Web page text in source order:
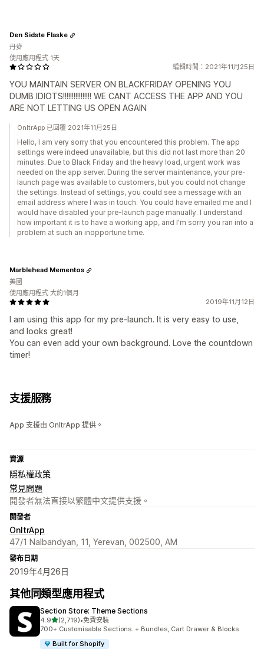
編輯時間：2021年11月25日
YOU MAINTAIN SERVER ON BLACKFRIDAY OPENING YOU
DUMB IDIOTS!!!!!!!!!!!!!!!! WE CANT ACCESS THE APP AND YOU
ARE NOT LETTING US OPEN AGAIN
Den Sidste Flaske
丹麥
使用應用程式 1天
OnltrApp 已回覆 2021年11月25日
Hello, I am very sorry that you encountered this problem. The app
settings were indeed unavailable, but this did not last more than 20
minutes. Due to Black Friday and the heavy load, urgent work was
needed on the app server. During the server maintenance, your pre-
launch page was available to customers, but you could not change
the settings. Instead of settings, you could see a message with an
email address where I was in touch. You could have emailed me and I
would have disabled your pre-launch page manually. I understand
how important it is to have a working app, and I'm sorry you ran into a
problem at such an inopportune time.
2019年11月12日
I am using this app for my pre-launch. It is very easy to use,
and looks great!
You can even add your own background. Love the countdown
timer!
Marblehead Mementos
美國
使用應用程式 大約1個月
支援服務
App 支援由 OnltrApp 提供。
資源
隱私權政策
常見問題
開發者無法直接以繁體中文提供支援。
開發者
OnltrApp
47/1 Nalbandyan, 11, Yerevan, 002500, AM
發布日期
2019年4月26日
其他同類型應用程式
Section Store: Theme Sections
4.9滿分 5 顆星
(2,719)
共有 2719 則評價
•免費安裝
700+ Customisable Sections. + Bundles, Cart Drawer & Blocks
Built for Shopify